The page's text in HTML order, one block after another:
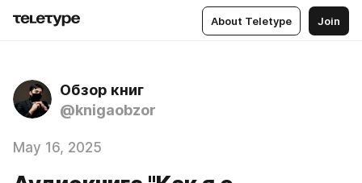
About Teletype Join
Обзор книг
@knigaobzor
May 16, 2025